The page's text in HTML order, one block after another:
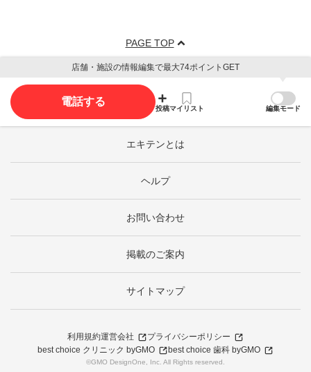
PAGE TOP
店舗・施設の情報編集で最大74ポイントGET
電話する
投稿マイリスト 編集モード
エキテンとは
ヘルプ
お問い合わせ
掲載のご案内
サイトマップ
利用規約運営会社
プライバシーポリシー
best choice クリニック byGMO
best choice 歯科 byGMO
©GMO DesignOne, Inc. All Rights reserved.